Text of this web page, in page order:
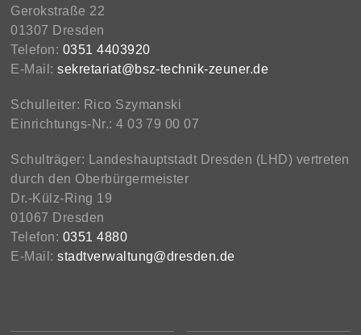
Gerokstraße 22
01307 Dresden
Telefon: 0351 4403920
E-Mail:sekretariat@bsz-technik-zeuner.de
Schulleiter: Rico Szymanski
Einrichtungs-Nr.: 4 03 79 00 07
Schulträger: Landeshauptstadt Dresden (LHD) vertreten
durch den Oberbürgermeister
Dr.-Külz-Ring 19
01067 Dresden
Telefon: 0351 4880
E-Mail:stadtverwaltung@dresden.de